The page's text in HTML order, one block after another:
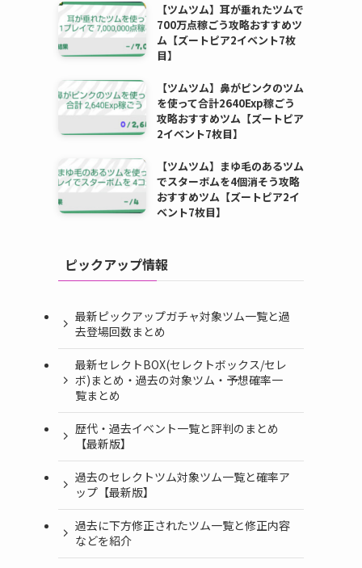
【ツムツム】耳が垂れたツムで
700万点稼ごう攻略おすすめツ
ム【ズートピア2イベント7枚
目】
【ツムツム】鼻がピンクのツム
を使って合計2640Exp稼ごう
攻略おすすめツム【ズートピア
2イベント7枚目】
【ツムツム】まゆ毛のあるツム
でスターボムを4個消そう攻略
おすすめツム【ズートピア2イ
ベント7枚目】
ピックアップ情報
最新ピックアップガチャ対象ツム一覧と過
去登場回数まとめ
最新セレクトBOX(セレクトボックス/セレ
ボ)まとめ・過去の対象ツム・予想確率一
覧まとめ
歴代・過去イベント一覧と評判のまとめ
【最新版】
過去のセレクトツム対象ツム一覧と確率ア
ップ【最新版】
過去に下方修正されたツム一覧と修正内容
などを紹介